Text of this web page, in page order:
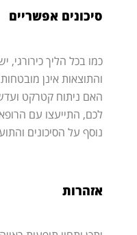
סיכונים אפשריים
כמו בכל הליך כירורגי,
והתוצאות אינן
האם ניתוח קטרקט
לכם, התייעצו עם
נוסף על הסיכונים
אזהרות